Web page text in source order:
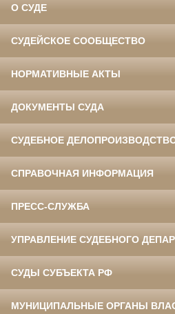
О СУДЕ
СУДЕЙСКОЕ СООБЩЕСТВО
НОРМАТИВНЫЕ АКТЫ
ДОКУМЕНТЫ СУДА
СУДЕБНОЕ
СПРАВОЧНАЯ ИНФОРМАЦИЯ
ПРЕСС-СЛУЖБА
УПРАВЛЕНИЕ СУДЕБНОГО
СУДЫ СУБЪЕКТА РФ
МУНИЦИПАЛЬНЫЕ ОРГАНЫ